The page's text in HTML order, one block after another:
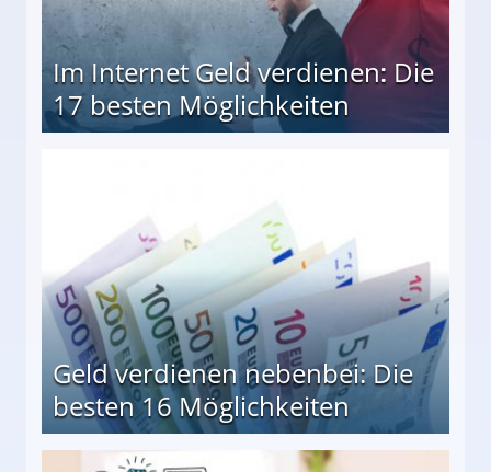
Im Internet Geld verdienen: Die
17 besten Möglichkeiten
Geld verdienen nebenbei: Die
besten 16 Möglichkeiten